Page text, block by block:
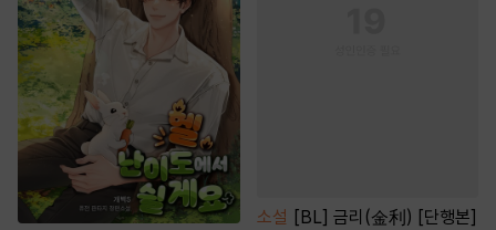
소설 [BL] 금리(金利) [단행본]